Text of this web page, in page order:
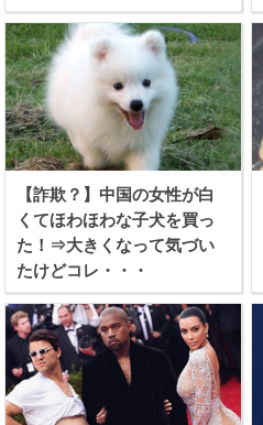
【詐欺？】中国の女性が白
くてほわほわな子犬を買っ
た！⇒大きくなって気づい
たけどコレ・・・